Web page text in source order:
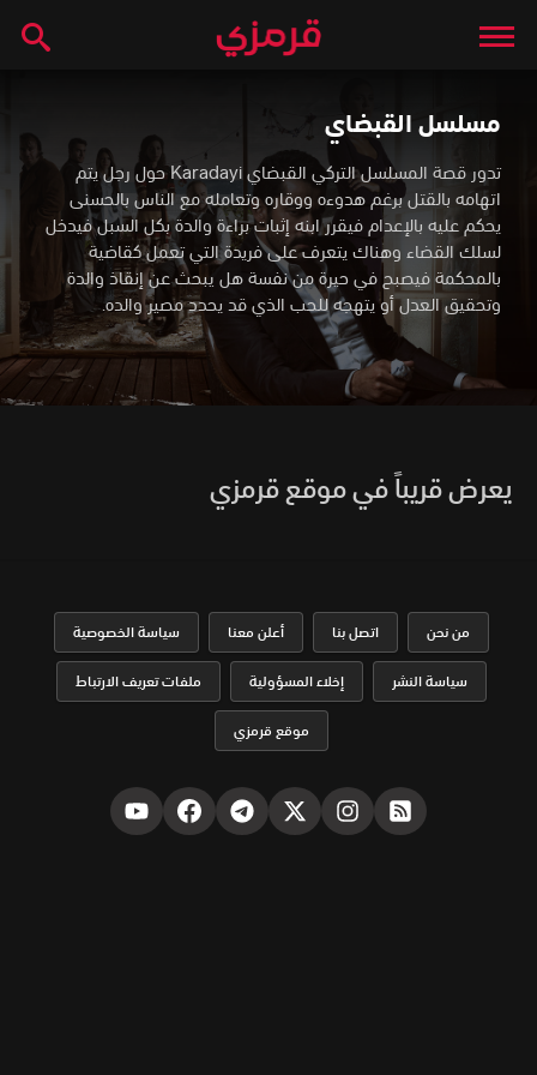
مسلسل القبضاي
تدور قصة المسلسل التركي القبضاي Karadayi حول رجل يتم
اتهامه بالقتل برغم هدوءه ووقاره وتعامله مع الناس بالحسنى
يحكم عليه بالإعدام فيقرر ابنه إثبات براءة والدة بكل السبل فيدخل
لسلك القضاء وهناك يتعرف على فريدة التي تعمل كقاضية
بالمحكمة فيصبح في حيرة من نفسة هل يبحث عن إنقاذ والدة
وتحقيق العدل أو يتهجه للحب الذي قد يحدد مصير والده.
يعرض قريباً في موقع قرمزي
من نحن اتصل بنا أعلن معنا
سياسة الخصوصية
سياسة النشر
إخلاء المسؤولية
ملفات تعريف الارتباط
موقع قرمزي